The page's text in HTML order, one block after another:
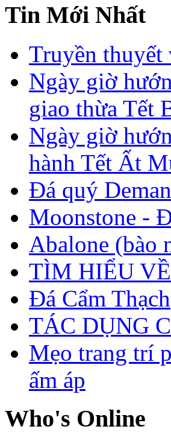
Tin Mới Nhất
Truyền
Ngày giờ
giao thừa Tết
Ngày giờ
hành Tết Ất
Đá quý
Moonstone -
Abalone (bào
TÌM HIỂU
Đá Cẩm Thạch
TÁC DỤNG
Mẹo trang trí
ấm áp
Who's Online